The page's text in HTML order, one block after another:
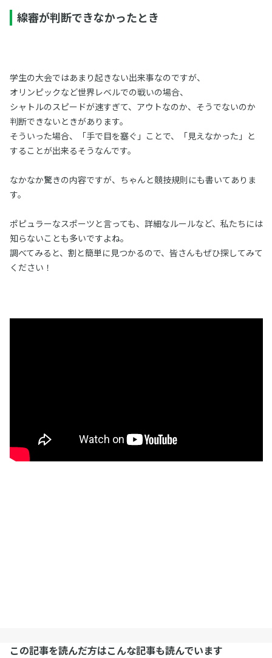
線審が判断できなかったとき
学生の大会ではあまり起きない出来事なのですが、
オリンピックなど世界レベルでの戦いの場合、
シャトルのスピードが速すぎて、アウトなのか、そうでないのか
判断できないときがあります。
そういった場合、「手で目を塞ぐ」ことで、「見えなかった」と
することが出来るそうなんです。
なかなか驚きの内容ですが、ちゃんと競技規則にも書いてありま
す。
ポピュラーなスポーツと言っても、詳細なルールなど、私たちには
知らないことも多いですよね。
調べてみると、割と簡単に見つかるので、皆さんもぜひ探してみて
ください！
この記事を読んだ方はこんな記事も読んでいます